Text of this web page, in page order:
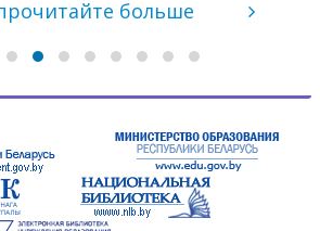
Михаил Пожарицкий
прочитайте больше